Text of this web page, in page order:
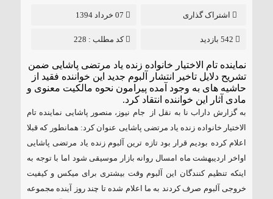
۱۸۵ مگاواتی تابان هور در داراب با حضور
اشتراک گذاری
کد مطلب : 228
نماینده تام الاختیار خانواده زنده یاد مرتضی پاشایی ضمن
تشریح دلایل تاخیر انتشار آلبوم جدید این خواننده فقید از
حاشیه های به وجود آمده پیرامون نحوه مالکیت معنوی و
مادی آثار این خواننده انتقاد کرد.
به گزارش داراب نا به نقل از جام نیوز، منصور پاشایی نماینده تام
الاختیار خانواده زنده یاد مرتضی پاشایی عنوان کرد: همانطور که قبلا
اعلام کرده بودیم قرار بود تازه ترین آلبوم زنده یاد مرتضی پاشایی
اواخر اردیبهشت ماه امسال روانه بازار موسیقی شود اما با توجه به
اینکه تنظیم کنندگان این آلبوم وقت بیشتری برای میکس و کیفیت
خروجی آلبوم صرف کردند به ما اعلام شده تا چند روز آینده مجموعه